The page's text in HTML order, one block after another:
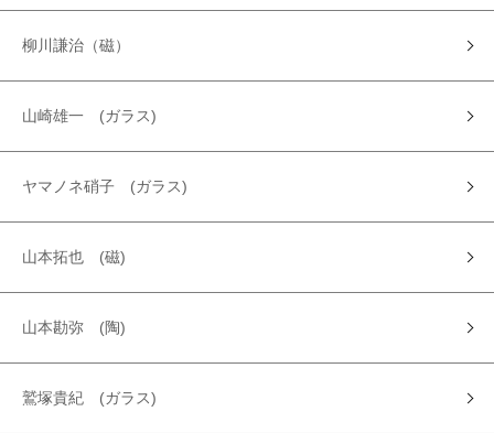
柳川謙治（磁）
山崎雄一 (ガラス)
ヤマノネ硝子 (ガラス)
山本拓也 (磁)
山本勘弥 (陶)
鷲塚貴紀 (ガラス)